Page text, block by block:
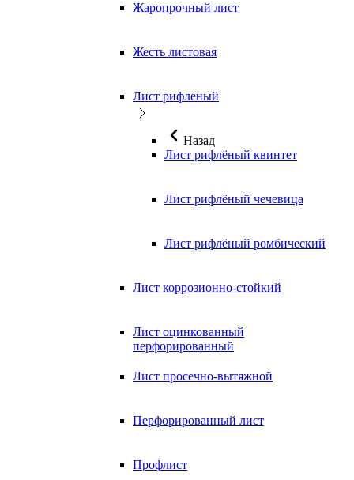
Жаропрочный лист
Жесть листовая
Лист рифленый
Назад
Лист рифлёный квинтет
Лист рифлёный чечевица
Лист рифлёный ромбический
Лист коррозионно-стойкий
Лист оцинкованный
перфорированный
Лист просечно-вытяжной
Перфорированный лист
Профлист